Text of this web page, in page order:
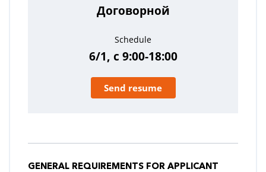
Договорной
Schedule
6/1, с 9:00-18:00
Send resume
GENERAL REQUIREMENTS FOR APPLICANT